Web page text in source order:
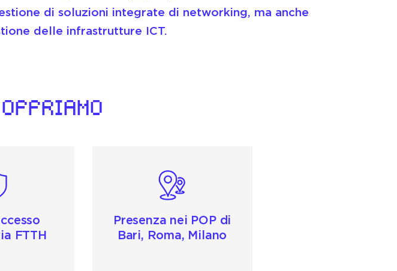
di soluzioni integrate di networking, ma anche
delle infrastrutture ICT.
FTTH
Presenza nei POP di
Bari, Roma, Milano